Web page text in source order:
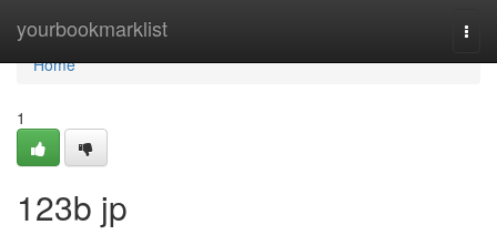
yourbookmarklist
Home
Home
1
123b jp